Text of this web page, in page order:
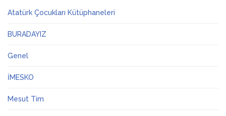
Atatürk Çocukları Kütüphaneleri
BURADAYIZ
Genel
İMESKO
Mesut Tim